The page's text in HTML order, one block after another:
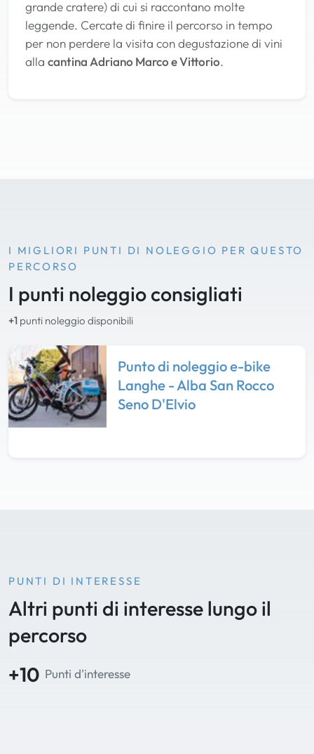
grande cratere) di cui si raccontano molte
leggende. Cercate di finire il percorso in tempo
per non perdere la visita con degustazione di vini
alla cantina Adriano Marco e Vittorio.
I MIGLIORI PUNTI DI NOLEGGIO PER QUESTO
PERCORSO
I punti noleggio consigliati
+1 punti noleggio disponibili
Punto di noleggio e-bike
Langhe - Alba San Rocco
Seno D'Elvio
PUNTI DI INTERESSE
Altri punti di interesse lungo il
percorso
+10 Punti d'interesse